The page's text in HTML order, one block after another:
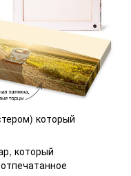
который
который